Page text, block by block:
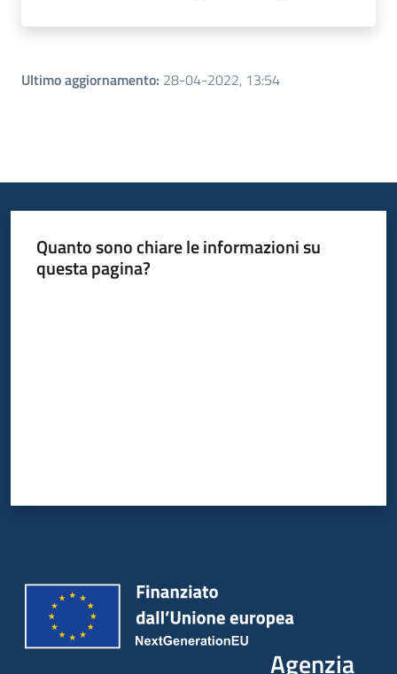
Ultimo aggiornamento: 28-04-2022, 13:54
Quanto sono chiare le informazioni su
questa pagina?
Agenzia